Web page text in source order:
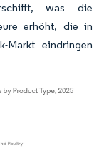
was die
erhöht, die in
Markt eindringen